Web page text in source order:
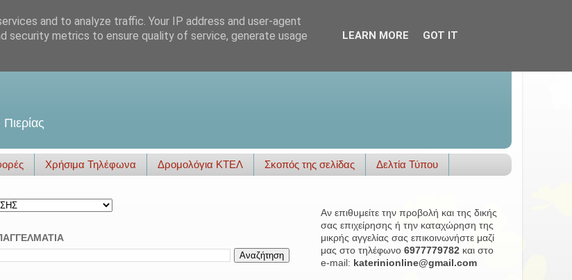
Χρήσιμα Τηλέφωνα Δρομολόγια ΚΤΕΛ Σκοπός της σελίδας Δελτία Τύπου
Αν επιθυμείτε την προβολή και της δικής
σας επιχείρησης ή την καταχώρηση της
μικρής αγγελίας σας επικοινωνήστε μαζί
μας στο τηλέφωνο 6977779782 και στο
e-mail: katerinionline@gmail.com
and to analyze traffic. Your IP address and user-agent
security metrics to ensure quality of service, generate usage
LEARN MORE GOT IT